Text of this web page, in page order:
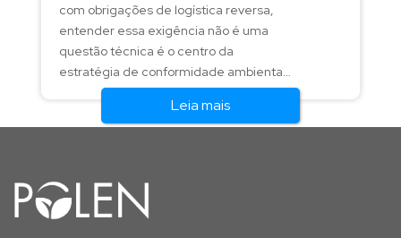
com obrigações de logística reversa,
entender essa exigência não é uma
questão técnica é o centro da
estratégia de conformidade ambiental
dos próximos anos.
Leia mais